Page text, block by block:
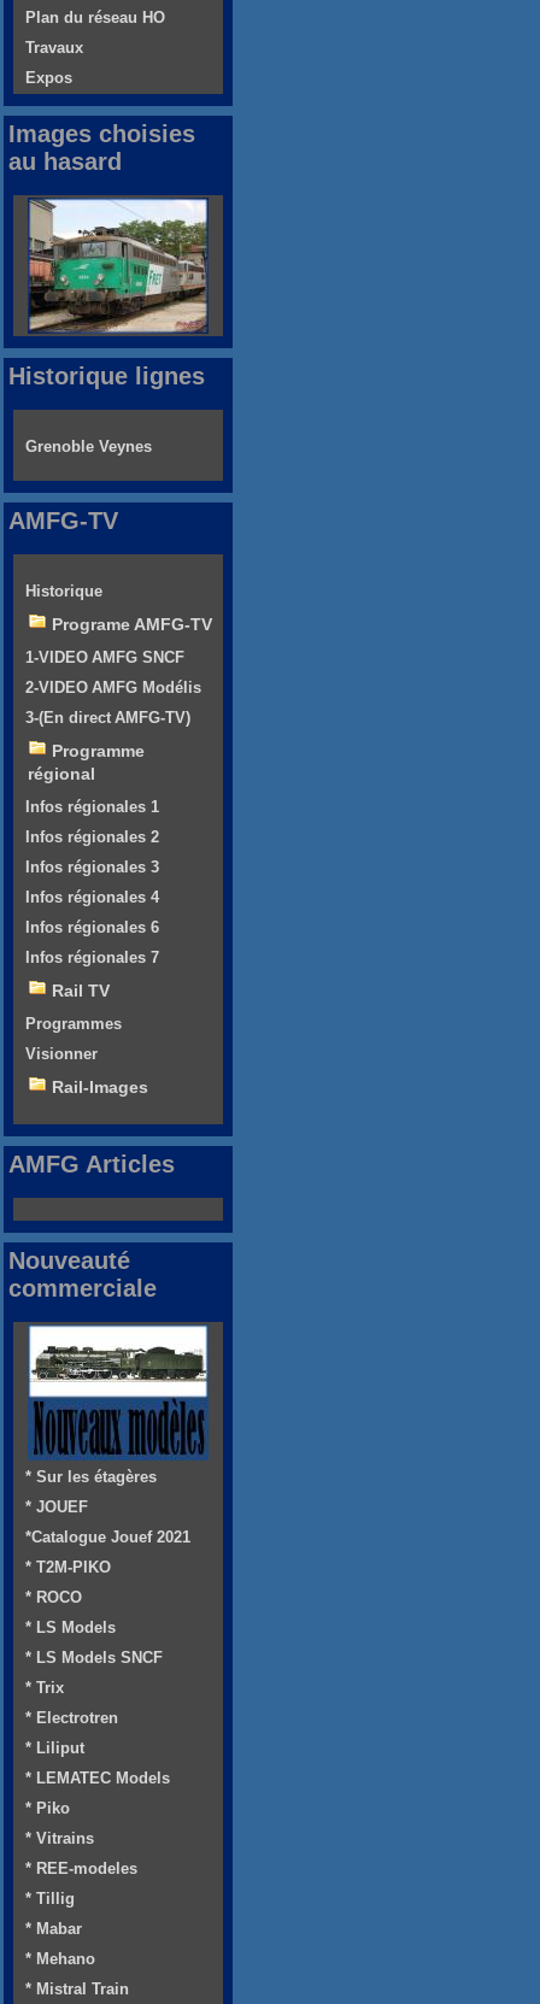
Plan du réseau HO
Travaux
Expos
Images choisies
au hasard
Historique lignes
Grenoble Veynes
AMFG-TV
Historique
Programe AMFG-TV
1-VIDEO AMFG SNCF
2-VIDEO AMFG Modélis
3-(En direct AMFG-TV)
Programme
régional
Infos régionales 1
Infos régionales 2
Infos régionales 3
Infos régionales 4
Infos régionales 6
Infos régionales 7
Rail TV
Programmes
Visionner
Rail-Images
AMFG Articles
Nouveauté
commerciale
* Sur les étagères
* JOUEF
*Catalogue Jouef 2021
* T2M-PIKO
* ROCO
* LS Models
* LS Models SNCF
* Trix
* Electrotren
* Liliput
* LEMATEC Models
* Piko
* Vitrains
* REE-modeles
* Tillig
* Mabar
* Mehano
* Mistral Train